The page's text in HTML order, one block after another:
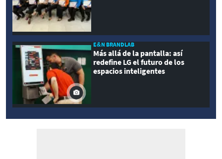
E&N BRANDLAB
Más allá de la pantalla: así
redefine LG el futuro de los
espacios inteligentes